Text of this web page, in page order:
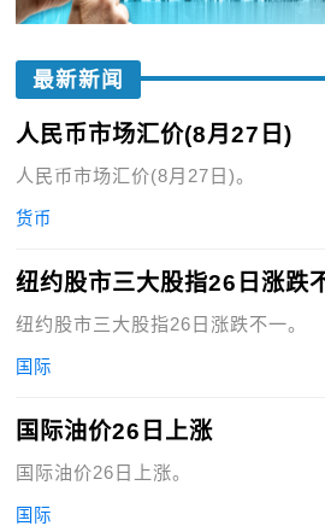
最新新闻
人民币市场汇价(8月27日)
人民币市场汇价(8月27日)。
货币
纽约股市三大股指26日涨跌
纽约股市三大股指26日涨跌不一。
国际
国际油价26日上涨
国际油价26日上涨。
国际